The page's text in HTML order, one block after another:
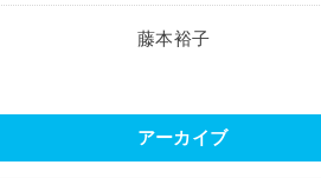
藤本裕子
アーカイブ